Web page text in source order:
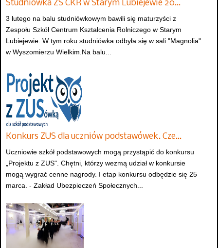
Studniówka ZS CKR w Starym Lubiejewie 20…
3 lutego na balu studniówkowym bawili się maturzyści z
Zespołu Szkół Centrum Kształcenia Rolniczego w Starym
Lubiejewie. W tym roku studniówka odbyła się w sali "Magnolia"
w Wyszomierzu Wielkim.Na balu...
Konkurs ZUS dla uczniów podstawówek. Cze…
Uczniowie szkół podstawowych mogą przystąpić do konkursu
„Projektu z ZUS". Chętni, którzy wezmą udział w konkursie
mogą wygrać cenne nagrody. I etap konkursu odbędzie się 25
marca. - Zakład Ubezpieczeń Społecznych...